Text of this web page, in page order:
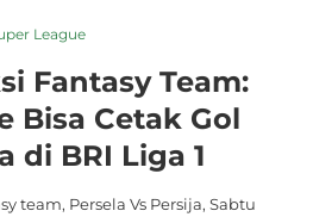
League
Fantasy Team:
Bisa Cetak Gol
di BRI Liga 1
team, Persela Vs Persija, Sabtu